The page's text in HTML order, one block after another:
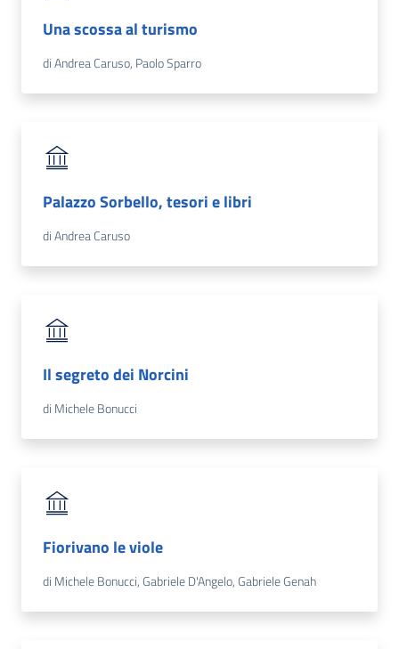
Una scossa al turismo
di Andrea Caruso, Paolo Sparro
Palazzo Sorbello, tesori e libri
di Andrea Caruso
Il segreto dei Norcini
di Michele Bonucci
Fiorivano le viole
di Michele Bonucci, Gabriele D'Angelo, Gabriele Genah